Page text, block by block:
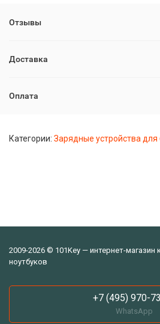
Отзывы
Доставка
Оплата
Категории: Зарядные устройства для
2009-2026 © 101Key — интернет-
ноутбуков
+7 (495) 970-
WhatsApp